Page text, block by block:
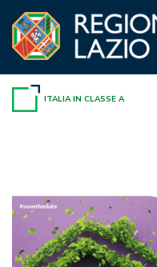
contenuto
ITALIA IN CLASSE A